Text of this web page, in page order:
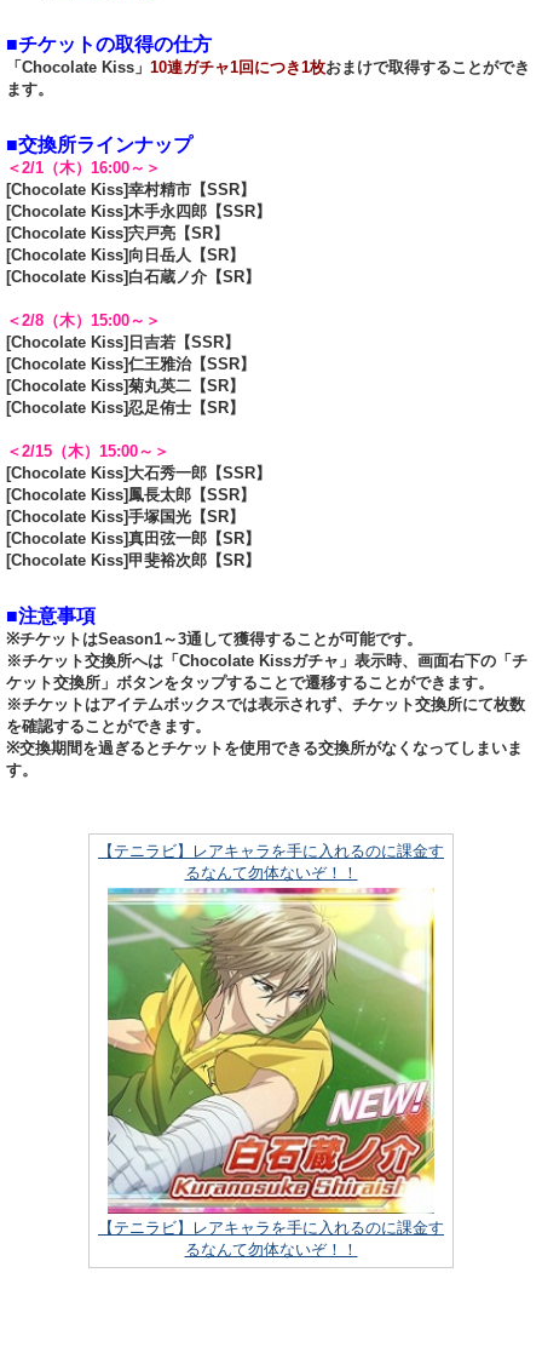
■チケットの取得の仕方
「Chocolate Kiss」 10連ガチャ1回につき1枚おまけで取得することができ
ます。
■交換所ラインナップ
＜2/1（木）16:00～＞
[Chocolate Kiss]幸村精市【SSR】
[Chocolate Kiss]木手永四郎【SSR】
[Chocolate Kiss]宍戸亮【SR】
[Chocolate Kiss]向日岳人【SR】
[Chocolate Kiss]白石蔵ノ介【SR】
＜2/8（木）15:00～＞
[Chocolate Kiss]日吉若【SSR】
[Chocolate Kiss]仁王雅治【SSR】
[Chocolate Kiss]菊丸英二【SR】
[Chocolate Kiss]忍足侑士【SR】
＜2/15（木）15:00～＞
[Chocolate Kiss]大石秀一郎【SSR】
[Chocolate Kiss]鳳長太郎【SSR】
[Chocolate Kiss]手塚国光【SR】
[Chocolate Kiss]真田弦一郎【SR】
[Chocolate Kiss]甲斐裕次郎【SR】
■注意事項
※チケットはSeason1～3通して獲得することが可能です。
※チケット交換所へは「Chocolate Kissガチャ」表示時、画面右下の「チ
ケット交換所」ボタンをタップすることで遷移することができます。
※チケットはアイテムボックスでは表示されず、チケット交換所にて枚数
を確認することができます。
※交換期間を過ぎるとチケットを使用できる交換所がなくなってしまいま
す。
【テニラビ】レアキャラを手に入れるのに課金す
るなんて勿体ないぞ！！
【テニラビ】レアキャラを手に入れるのに課金す
るなんて勿体ないぞ！！